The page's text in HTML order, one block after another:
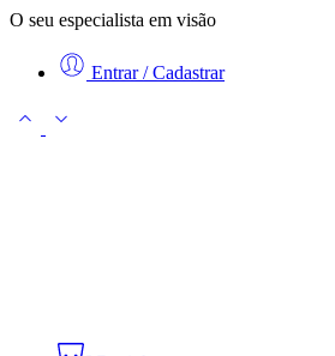
O seu especialista em visão
Entrar / Cadastrar